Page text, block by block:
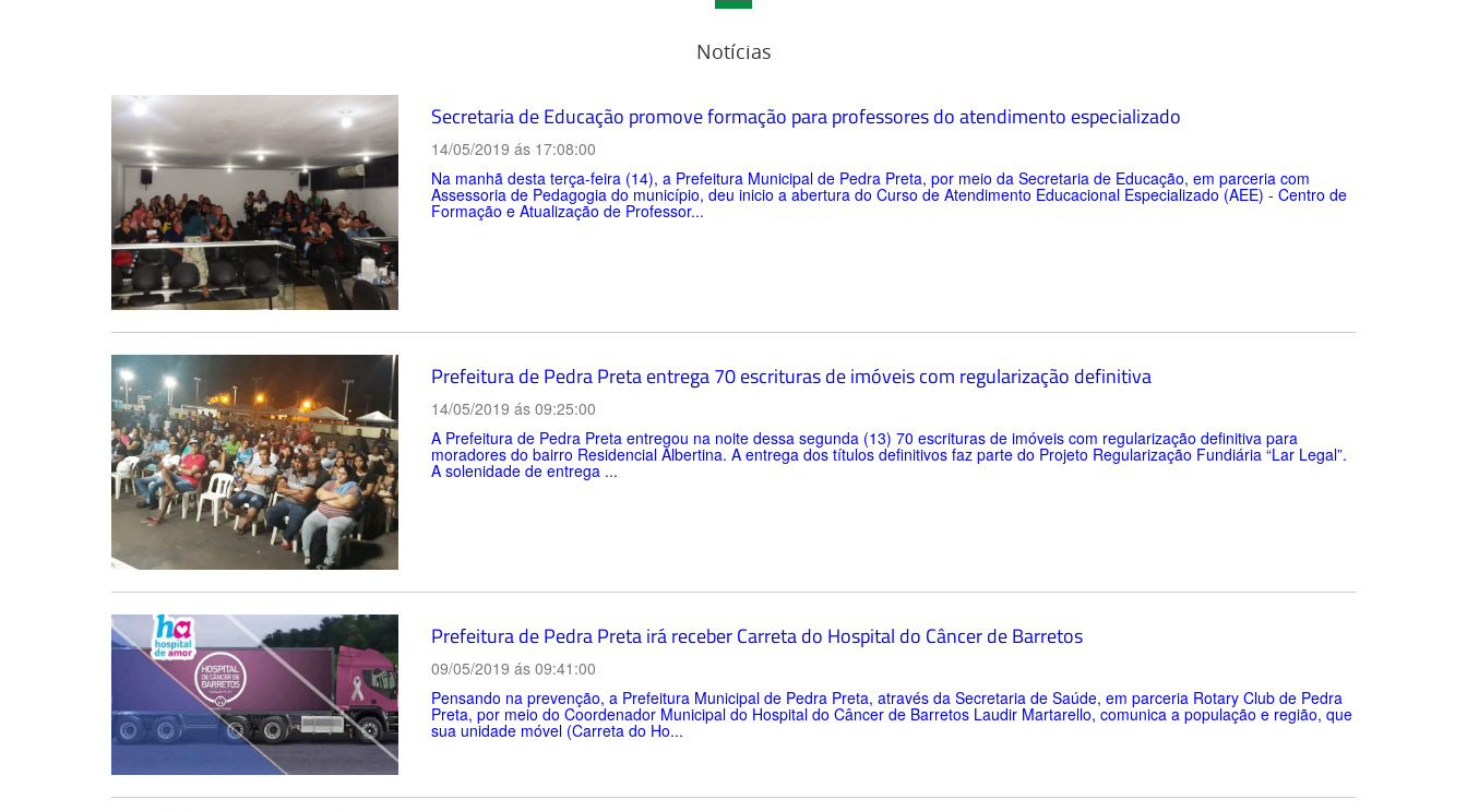
Notícias
Secretaria de Educação promove formação para professores do atendimento especializado
14/05/2019 ás 17:08:00
Na manhã desta terça-feira (14), a Prefeitura Municipal de Pedra Preta, por meio da Secretaria de Educação, em parceria com
Assessoria de Pedagogia do município, deu inicio a abertura do Curso de Atendimento Educacional Especializado (AEE) - Centro de
Formação e Atualização de Professor...
Prefeitura de Pedra Preta entrega 70 escrituras de imóveis com regularização definitiva
14/05/2019 ás 09:25:00
A Prefeitura de Pedra Preta entregou na noite dessa segunda (13) 70 escrituras de imóveis com regularização definitiva para
moradores do bairro Residencial Albertina. A entrega dos títulos definitivos faz parte do Projeto Regularização Fundiária “Lar Legal”.
A solenidade de entrega ...
Prefeitura de Pedra Preta irá receber Carreta do Hospital do Câncer de Barretos
09/05/2019 ás 09:41:00
Pensando na prevenção, a Prefeitura Municipal de Pedra Preta, através da Secretaria de Saúde, em parceria Rotary Club de Pedra
Preta, por meio do Coordenador Municipal do Hospital do Câncer de Barretos Laudir Martarello, comunica a população e região, que
sua unidade móvel (Carreta do Ho...